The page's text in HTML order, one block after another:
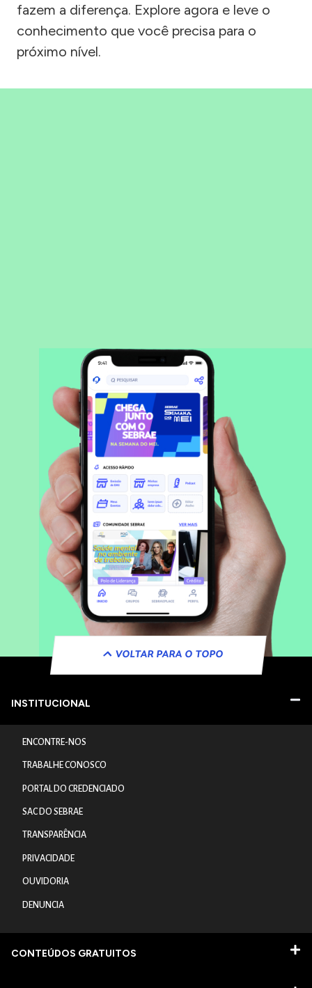
fazem a diferença. Explore agora e leve o
conhecimento que você precisa para o
próximo nível.
VOLTAR PARA O TOPO
INSTITUCIONAL
ENCONTRE-NOS
TRABALHE CONOSCO
PORTAL DO CREDENCIADO
SAC DO SEBRAE
TRANSPARÊNCIA
PRIVACIDADE
OUVIDORIA
DENUNCIA
CONTEÚDOS GRATUITOS